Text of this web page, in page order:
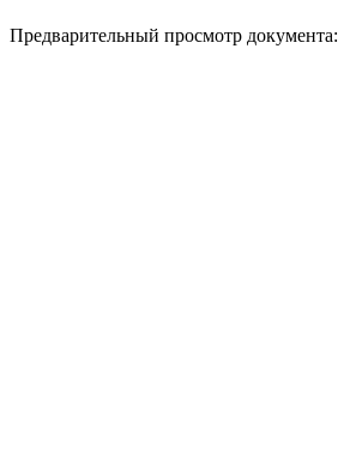
Предварительный просмотр документа: